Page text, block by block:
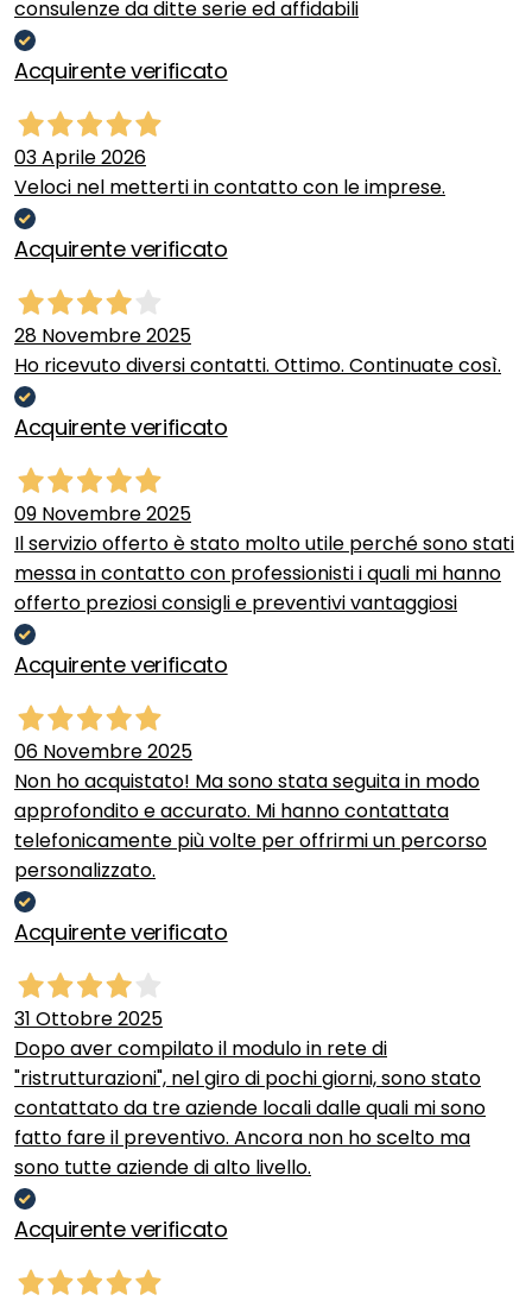
consulenze da ditte serie ed affidabili
Acquirente verificato
03 Aprile 2026
Veloci nel metterti in contatto con le imprese.
Acquirente verificato
28 Novembre 2025
Ho ricevuto diversi contatti. Ottimo. Continuate così.
Acquirente verificato
09 Novembre 2025
Il servizio offerto è stato molto utile perché sono stati
messa in contatto con professionisti i quali mi hanno
offerto preziosi consigli e preventivi vantaggiosi
Acquirente verificato
06 Novembre 2025
Non ho acquistato! Ma sono stata seguita in modo
approfondito e accurato. Mi hanno contattata
telefonicamente più volte per offrirmi un percorso
personalizzato.
Acquirente verificato
31 Ottobre 2025
Dopo aver compilato il modulo in rete di
"ristrutturazioni", nel giro di pochi giorni, sono stato
contattato da tre aziende locali dalle quali mi sono
fatto fare il preventivo. Ancora non ho scelto ma
sono tutte aziende di alto livello.
Acquirente verificato